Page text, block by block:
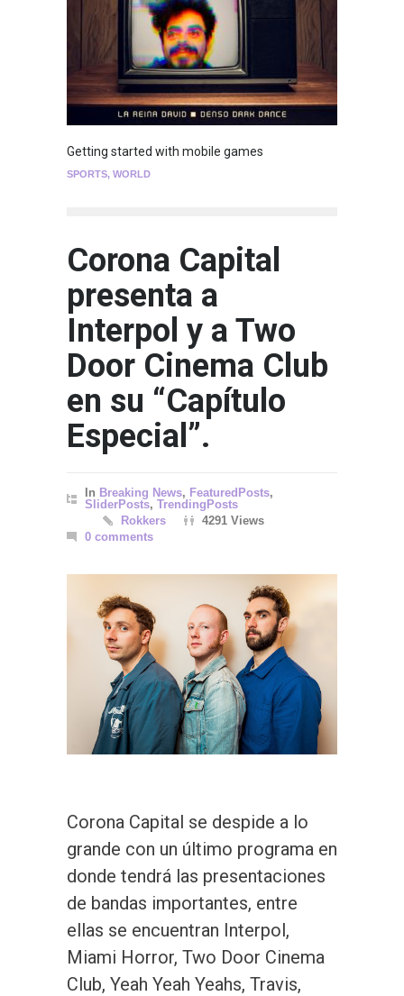
Getting started with mobile games
SPORTS, WORLD
Corona Capital
presenta a
Interpol y a Two
Door Cinema Club
en su “Capítulo
Especial”.
In Breaking News, FeaturedPosts,
SliderPosts, TrendingPosts
Rokkers
4291 Views
0 comments
Corona Capital se despide a lo
grande con un último programa en
donde tendrá las presentaciones
de bandas importantes, entre
ellas se encuentran Interpol,
Miami Horror, Two Door Cinema
Club, Yeah Yeah Yeahs, Travis,